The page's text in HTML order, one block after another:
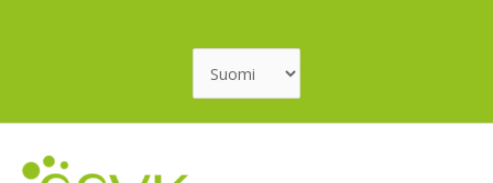
Valitse